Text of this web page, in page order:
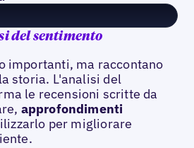
del sentimento
importanti, ma raccontano
storia. L'analisi del
le recensioni scritte da
approfondimenti
per migliorare